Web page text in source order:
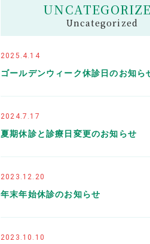
Uncategorized
2025.4.14
ゴールデンウィーク休診日のお知ら
2024.7.17
夏期休診と診療日変更のお知らせ
2023.12.20
年末年始休診のお知らせ
2023.10.10